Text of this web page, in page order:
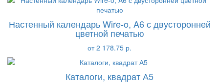
Настенный календарь Wire-o, A6 с двусторонней
цветной печатью
от 2 178.75 р.
Каталоги, квадрат А5